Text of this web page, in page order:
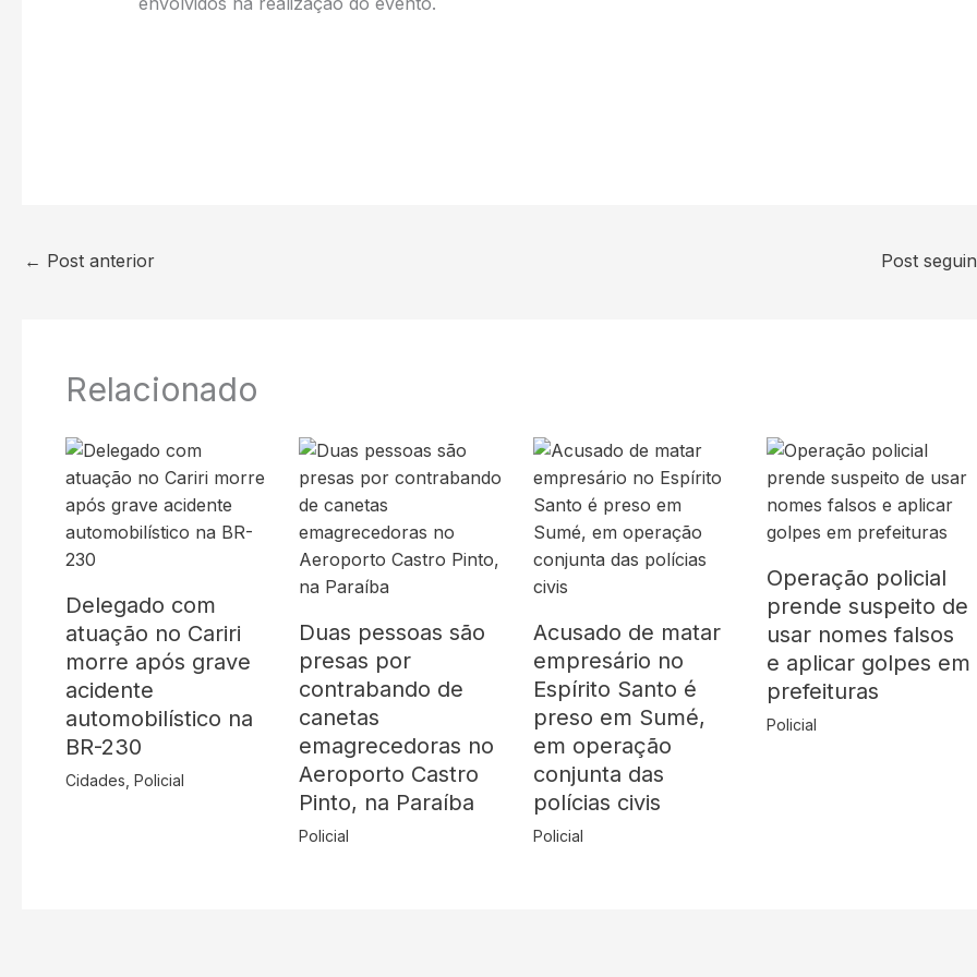
← Post anterior Post
Relacionado
Delegado com
atuação no Cariri
morre após grave
acidente
automobilístico na
BR-230
Cidades Policial
Duas pessoas são
presas por
contrabando de
canetas
emagrecedoras no
Aeroporto Castro
Pinto, na Paraíba
Policial
Acusado de matar
empresário no
Espírito Santo é
preso em Sumé,
em operação
conjunta das
polícias civis
Policial
Operação policial
prende suspeito de
usar nomes falsos
e aplicar golpes em
prefeituras
Policial